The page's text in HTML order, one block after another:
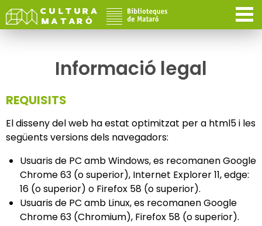
Informació legal
REQUISITS
El disseny del web ha estat optimitzat per a html5 i les
següents versions dels navegadors:
Usuaris de PC amb Windows, es recomanen Google
Chrome 63 (o superior), Internet Explorer 11, edge:
16 (o superior) o Firefox 58 (o superior).
Usuaris de PC amb Linux, es recomanen Google
Chrome 63 (Chromium), Firefox 58 (o superior).